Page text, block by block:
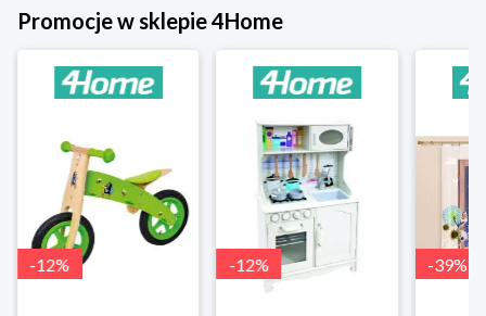
Promocje w sklepie 4Home
-12% -12% -39%